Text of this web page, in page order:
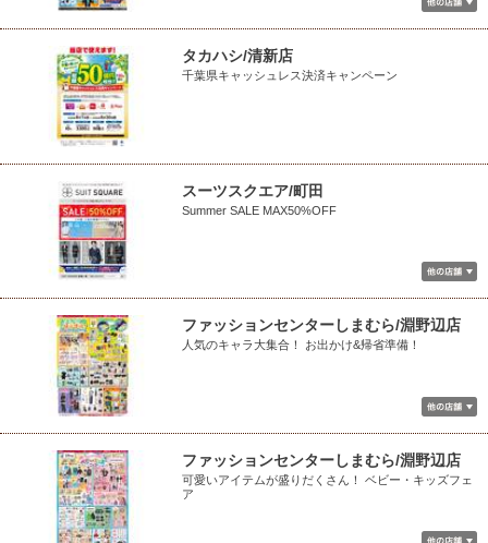
タカハシ/清新店
千葉県キャッシュレス決済キャンペーン
スーツスクエア/町田
Summer SALE MAX50%OFF
ファッションセンターしまむら/淵野辺店
人気のキャラ大集合！ お出かけ&帰省準備！
ファッションセンターしまむら/淵野辺店
可愛いアイテムが盛りだくさん！ ベビー・キッズフェ
ア